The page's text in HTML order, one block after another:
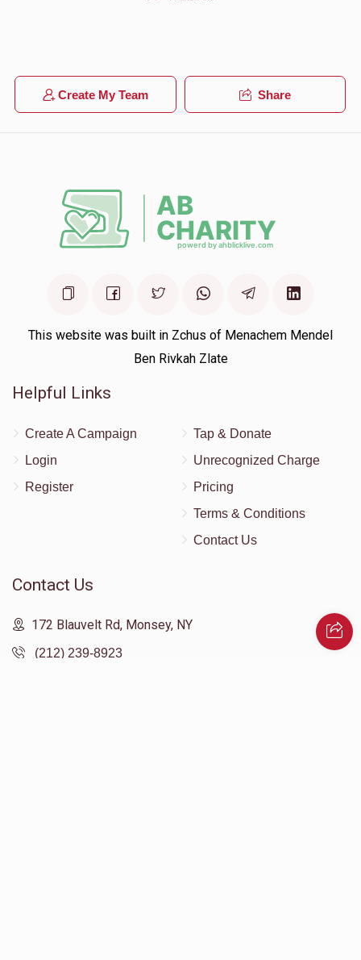
Create My Team Share
This website was built in Zchus of Menachem Mendel
Ben Rivkah Zlate
Helpful Links
Create A Campaign
Login
Register
Tap & Donate
Unrecognized Charge
Pricing
Terms & Conditions
Contact Us
Contact Us
172 Blauvelt Rd, Monsey, NY
(212) 239-8923